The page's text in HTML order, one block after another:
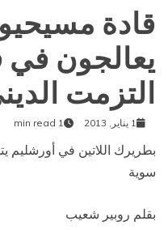
قادة
يعالجون
التزمت
1 يناير, 2013 1 min read
بطريرك اللاتين في أورشليم
سوية
بقلم روبير شعيب